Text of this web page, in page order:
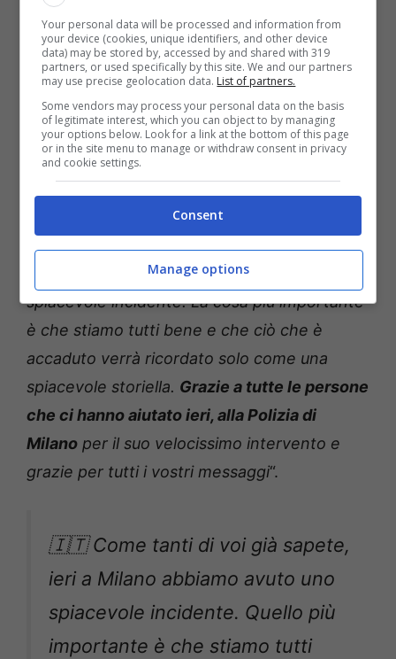
Salvini, se i derubati fossero stati meno
prestanti dal punto di vista atletico i tre
malviventi sarebbero scomparsi tra le vie di
Milano con la refurtiva, ma per fortuna
Carlitos e coloro che erano con lui non hanno
mollato.
Lo spagnolo ha tranquillizzato tutti con un
già sapete, ieri a Milano abbiamo avuto uno
spiacevole incidente. La cosa più importante
è che stiamo tutti bene e che ciò che è
accaduto verrà ricordato solo come una
spiacevole storiella. Grazie a tutte le persone
che ci hanno aiutato ieri, alla Polizia di
Milano per il suo velocissimo intervento e
grazie per tutti i vostri messaggi“.
🇮🇹 Come tanti di voi già sapete,
ieri a Milano abbiamo avuto uno
spiacevole incidente. Quello più
importante è che stiamo tutti
Your personal data will be processed and information from
your device (cookies, unique identifiers, and other device
data) may be stored by, accessed by and shared with 319
partners, or used specifically by this site. We and our partners
may use precise geolocation data. List of partners.
Some vendors may process your personal data on the basis
of legitimate interest, which you can object to by managing
your options below. Look for a link at the bottom of this page
or in the site menu to manage or withdraw consent in privacy
and cookie settings.
Consent
Manage options